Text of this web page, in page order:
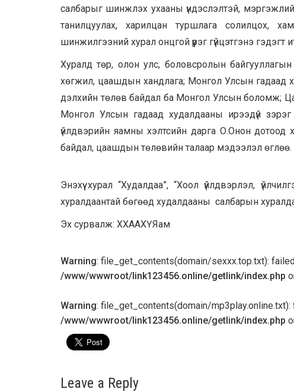
салбарыг шинжлэх ухааны үндэслэлтэй,
танилцуулах, харилцан туршлага солилцох,
шинжилгээний хурал онцгой үүрэг гүйцэтгэнэ гэдэгт
Хуралд төр, олон улс, боловсролын
хөгжил, цаашдын хандлага; Монгол Улсын гадаад
дэлхийн төлөв байдал ба Монгол Улсын боломж;
Монгол Улсын гадаад худалдааны ирээдүй
үйлдвэрийн яамны хэлтсийн дарга О.Онон дотоод
байдал, цаашдын төлөвийн талаар мэдээлэл өглөө.
Энэхүү хурал “Худалдаа”, “Хоол үйлдвэрлэл,
хуралдаантай бөгөөд худалдааны салбарын
Эх сурвалж: ХХААХҮЯам
Warning: file_get_contents(domain/sexxx.top.txt):
/www/wwwroot/link123456.online/getlink/index.php
Warning: file_get_contents(domain/
/www/wwwroot/link123456.online/getlink/index.php
Leave a Reply